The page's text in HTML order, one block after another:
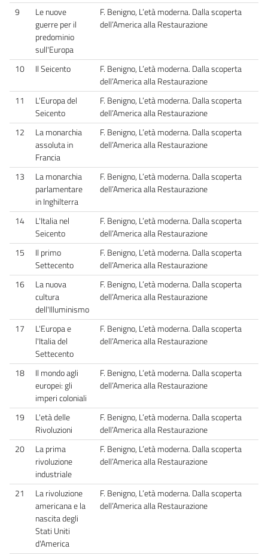
9
Le nuove
guerre per il
predominio
sull'Europa
F. Benigno, L’età moderna. Dalla scoperta
dell’America alla Restaurazione
10 Il Seicento
F. Benigno, L’età moderna. Dalla scoperta
dell’America alla Restaurazione
11
L'Europa del
Seicento
F. Benigno, L’età moderna. Dalla scoperta
dell’America alla Restaurazione
12
La monarchia
assoluta in
Francia
F. Benigno, L’età moderna. Dalla scoperta
dell’America alla Restaurazione
13
La monarchia
parlamentare
in Inghilterra
F. Benigno, L’età moderna. Dalla scoperta
dell’America alla Restaurazione
14
L'Italia nel
Seicento
F. Benigno, L’età moderna. Dalla scoperta
dell’America alla Restaurazione
15
Il primo
Settecento
F. Benigno, L’età moderna. Dalla scoperta
dell’America alla Restaurazione
16
La nuova
cultura
dell'Illuminismo
F. Benigno, L’età moderna. Dalla scoperta
dell’America alla Restaurazione
17
L'Europa e
l'Italia del
Settecento
F. Benigno, L’età moderna. Dalla scoperta
dell’America alla Restaurazione
18
Il mondo agli
europei: gli
imperi coloniali
F. Benigno, L’età moderna. Dalla scoperta
dell’America alla Restaurazione
19
L'età delle
Rivoluzioni
F. Benigno, L’età moderna. Dalla scoperta
dell’America alla Restaurazione
20
La prima
rivoluzione
industriale
F. Benigno, L’età moderna. Dalla scoperta
dell’America alla Restaurazione
21
La rivoluzione
americana e la
nascita degli
Stati Uniti
d'America
F. Benigno, L’età moderna. Dalla scoperta
dell’America alla Restaurazione